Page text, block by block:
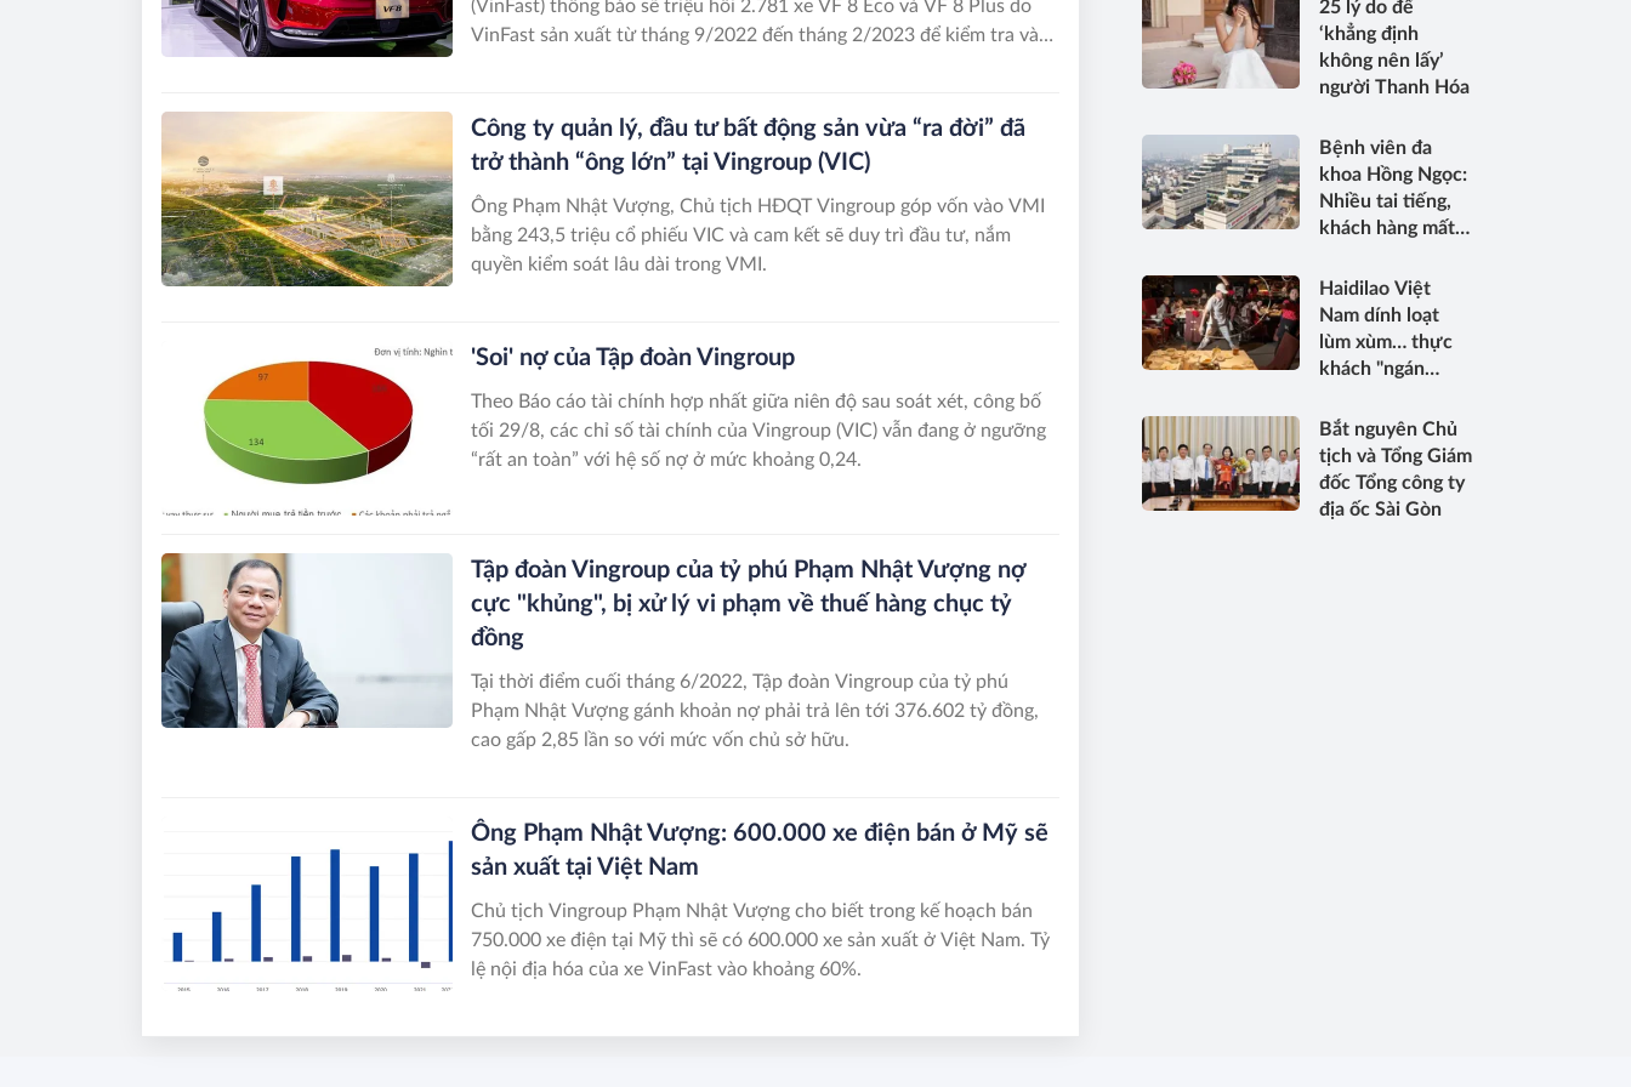
(VinFast) thông báo sẽ triệu hồi 2.781 xe VF 8 Eco và VF 8 Plus do
VinFast sản xuất từ tháng 9/2022 đến tháng 2/2023 để kiểm tra và
Công ty quản lý, đầu tư bất động sản vừa “ra đời” đã
trở thành “ông lớn” tại Vingroup (VIC)
Ông Phạm Nhật Vượng, Chủ tịch HĐQT Vingroup góp vốn vào VMI
bằng 243,5 triệu cổ phiếu VIC và cam kết sẽ duy trì đầu tư, nắm
quyền kiểm soát lâu dài trong VMI.
'Soi' nợ của Tập đoàn Vingroup
Theo Báo cáo tài chính hợp nhất giữa niên độ sau soát xét, công bố
tối 29/8, các chỉ số tài chính của Vingroup (VIC) vẫn đang ở ngưỡng
“rất an toàn” với hệ số nợ ở mức khoảng 0,24.
Tập đoàn Vingroup của tỷ phú Phạm Nhật Vượng nợ
cực "khủng", bị xử lý vi phạm về thuế hàng chục tỷ
đồng
Tại thời điểm cuối tháng 6/2022, Tập đoàn Vingroup của tỷ phú
Phạm Nhật Vượng gánh khoản nợ phải trả lên tới 376.602 tỷ đồng,
cao gấp 2,85 lần so với mức vốn chủ sở hữu.
Ông Phạm Nhật Vượng: 600.000 xe điện bán ở Mỹ sẽ
sản xuất tại Việt Nam
Chủ tịch Vingroup Phạm Nhật Vượng cho biết trong kế hoạch bán
750.000 xe điện tại Mỹ thì sẽ có 600.000 xe sản xuất ở Việt Nam. Tỷ
lệ nội địa hóa của xe VinFast vào khoảng 60%.
25 lý do để
‘khẳng định
không nên lấy’
người Thanh Hóa
Bệnh viên đa
khoa Hồng Ngọc:
Nhiều tai tiếng,
khách hàng mất
Haidilao Việt
Nam dính loạt
lùm xùm… thực
khách "ngán
Bắt nguyên Chủ
tịch và Tổng Giám
đốc Tổng công ty
địa ốc Sài Gòn